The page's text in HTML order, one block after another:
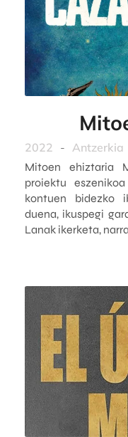
2022 - Antzerkia
Mitoen ehiztaria
proiektu
kontuen bidezko
duena, ikuspegi
Lanak ikerketa,